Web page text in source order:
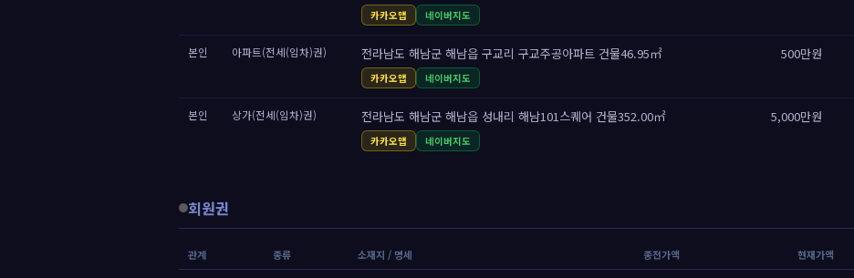
카카오맵 네이버지도
본인 아파트(전세(임차)권) 전라남도 해남군 해남읍 구교리 구교주공아파트 건물46.95㎡
카카오맵 네이버지도
500만원
본인 상가(전세(임차)권) 전라남도 해남군 해남읍 성내리 해남101스퀘어 건물352.00㎡
카카오맵 네이버지도
5,000만원
회원권
관계 종류 소재지 / 명세 종전가액 현재가액